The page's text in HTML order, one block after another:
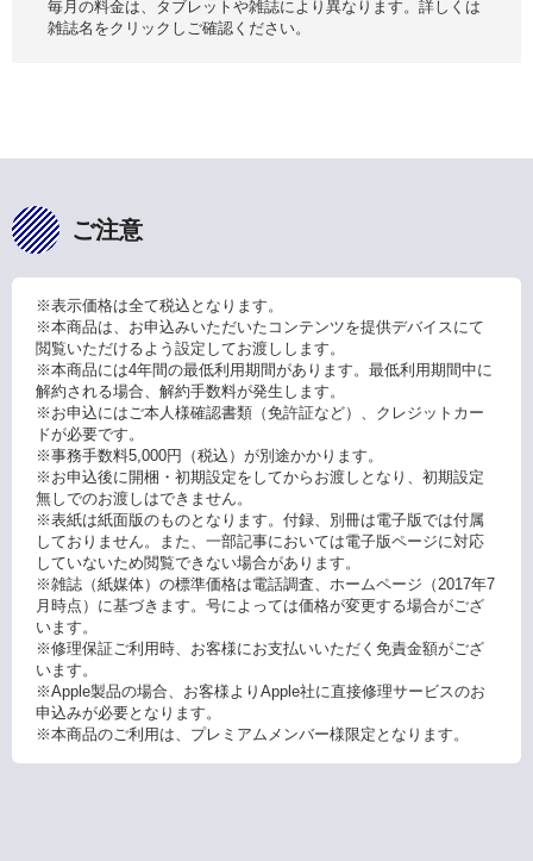
毎月の料金は、タブレットや雑誌により異なります。詳しくは
雑誌名をクリックしご確認ください。
ご注意
※表示価格は全て税込となります。
※本商品は、お申込みいただいたコンテンツを提供デバイスにて
閲覧いただけるよう設定してお渡しします。
※本商品には4年間の最低利用期間があります。最低利用期間中に
解約される場合、解約手数料が発生します。
※お申込にはご本人様確認書類（免許証など）、クレジットカー
ドが必要です。
※事務手数料5,000円（税込）が別途かかります。
※お申込後に開梱・初期設定をしてからお渡しとなり、初期設定
無しでのお渡しはできません。
※表紙は紙面版のものとなります。付録、別冊は電子版では付属
しておりません。また、一部記事においては電子版ページに対応
していないため閲覧できない場合があります。
※雑誌（紙媒体）の標準価格は電話調査、ホームページ（2017年7
月時点）に基づきます。号によっては価格が変更する場合がござ
います。
※修理保証ご利用時、お客様にお支払いいただく免責金額がござ
います。
※Apple製品の場合、お客様よりApple社に直接修理サービスのお
申込みが必要となります。
※本商品のご利用は、プレミアムメンバー様限定となります。